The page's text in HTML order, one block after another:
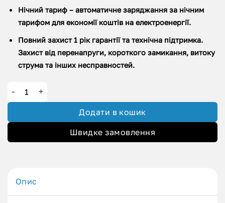
Нічний тариф – автоматичне заряджання за нічним
тарифом для економії коштів на електроенергії.
Повний захист 1 рік гарантії та технічна підтримка.
Захист від перенапруги, короткого замикання, витоку
струма та інших несправностей.
Зарядний пристрій ElectroS WI-FI GBT (3.4 кВт.|16А)
Додати в кошик
Швидке замовлення
Опис